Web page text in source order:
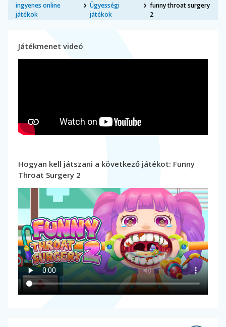
ingyenes online
játékok
Ügyességi
játékok
funny throat surgery
2
Játékmenet videó
Hogyan kell játszani a következő játékot: Funny
Throat Surgery 2